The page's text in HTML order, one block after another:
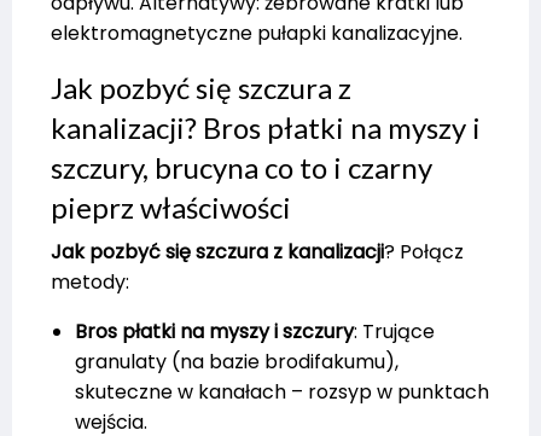
elektromagnetyczne pułapki kanalizacyjne.
Jak pozbyć się szczura z
kanalizacji? Bros płatki na myszy i
szczury, brucyna co to i czarny
pieprz właściwości
Jak pozbyć się szczura z kanalizacji? Połącz
metody:
Bros płatki na myszy i szczury: Trujące
granulaty (na bazie brodifakumu),
skuteczne w kanałach – rozsyp w punktach
wejścia.